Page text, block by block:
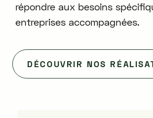
répondre aux besoins
entreprises accompagnées.
DÉCOUVRIR NOS